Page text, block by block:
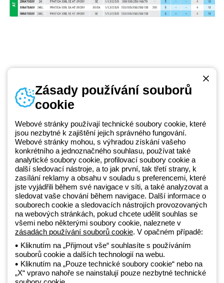
Beghelli je součástí GEWISS Group od roku 2025 a jeho ekosystému
GEWISS LightZone, kde vyvíjíme propojená světelná řešení, která
transformují komplexitu do jednoduchosti a podporují profesionály a
koncové zákazníky v uspokojování jejich potřeb.Zjistěte více o
GEWISS
Czechia:CS
Telefonní číslo
+420 531 014 111
Zásady ochrany osobních údajů
Zásady používání souborů cookie
Obchodní podmínky
Zásady používání souborů
cookie
Webové stránky používají technické soubory cookie, které
jsou nezbytné k zajištění jejich správného fungování.
Webové stránky mohou, s výhradou získání vašeho
konkrétního a jednoznačného souhlasu, používat také
analytické soubory cookie, profilovací soubory cookie a
další sledovací nástroje, a to jak první, tak třetí strany, k
zasílání reklamy a obsahu v souladu s preferencemi, které
jste vyjádřili během své navigace v síti, a také analyzovat a
sledovat vaše chování během navigace. Další informace o
souborech cookie a sledovacích nástrojích provozovaných
na webových stránkách, pokud chcete udělit souhlas se
všemi nebo některými soubory cookie, naleznete v
zásadách používání souborů cookie. V opačném případě:
Kliknutím na „Přijmout vše“ souhlasíte s používáním
souborů cookie a dalších technologií na webu.
Kliknutím na „Pouze technické soubory cookie“ nebo na
„X“ vpravo nahoře se nainstalují pouze nezbytné technické